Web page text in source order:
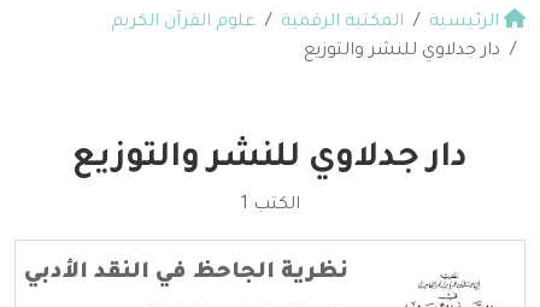
الرئيسية المكتبة الرقمية
علوم القرآن الكريم
دار جدلاوي للنشر والتوزيع
دار جدلاوي للنشر والتوزيع
الكتب 1
نظرية الجاحظ في النقد الأدبي